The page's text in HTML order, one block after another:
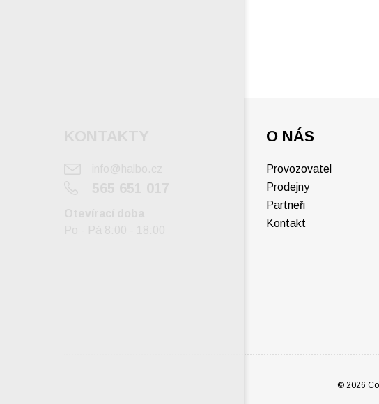
O NÁS
Provozovatel
Prodejny
Partneři
Kontakt
© 2026